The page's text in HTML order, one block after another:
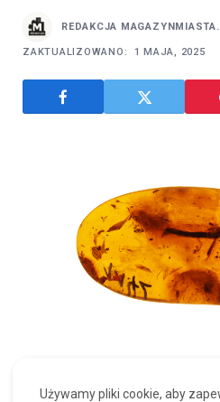
REDAKCJA
ZAKTUALIZOWANO: 1 MAJA, 2025
Używamy pliki cookie, aby